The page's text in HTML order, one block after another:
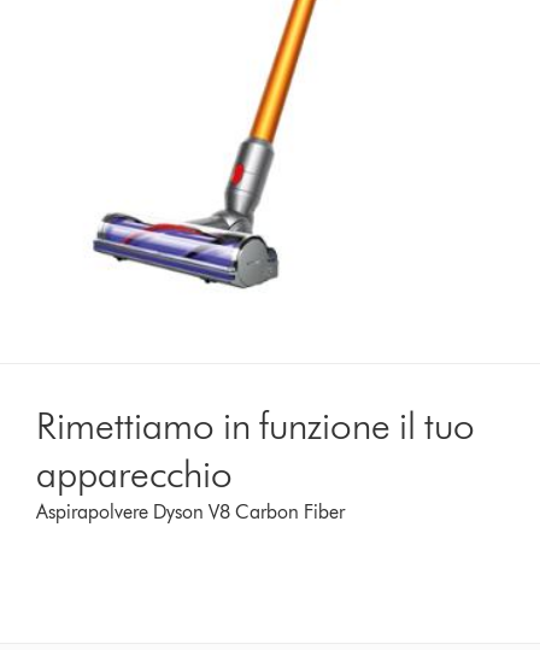
Rimettiamo in funzione il tuo
apparecchio
Aspirapolvere Dyson V8 Carbon Fiber